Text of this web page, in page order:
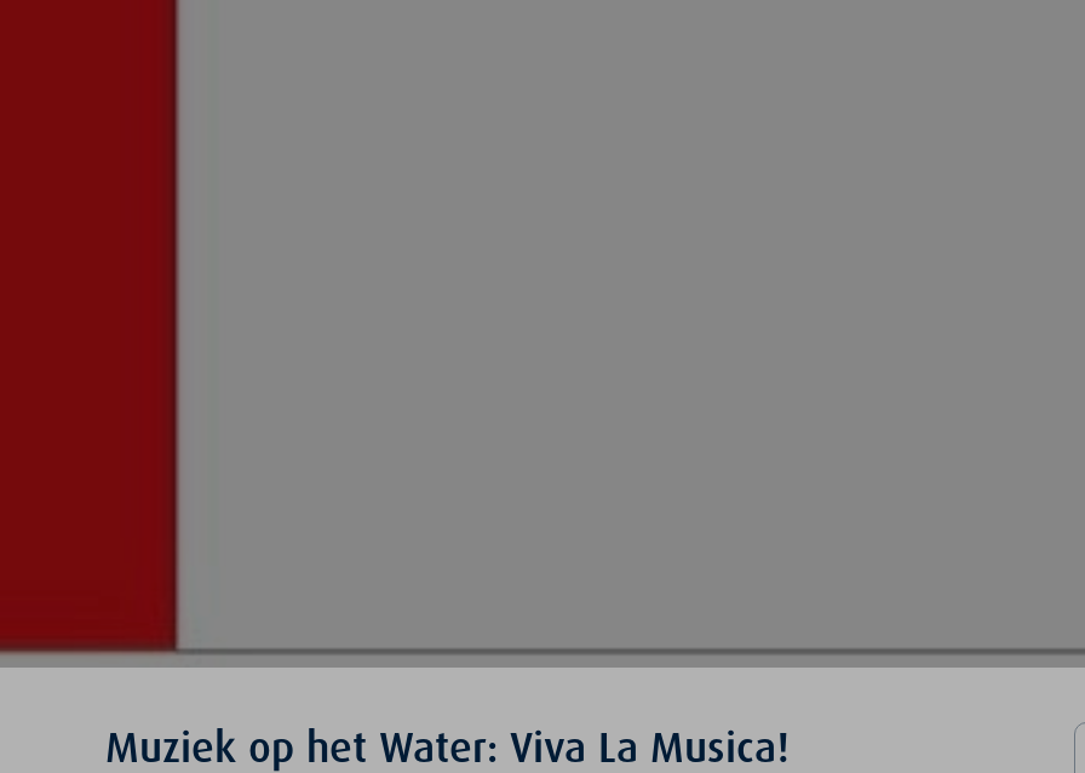
Muziek op het Water: Viva La Musica!